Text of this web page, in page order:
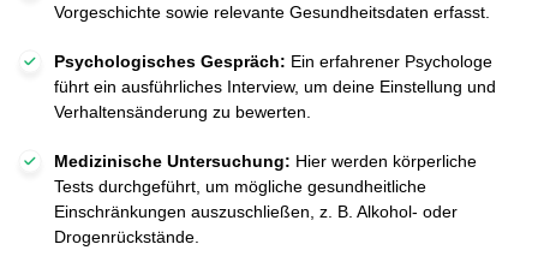
Vorgeschichte sowie relevante Gesundheitsdaten erfasst.
Psychologisches Gespräch: Ein erfahrener Psychologe
führt ein ausführliches Interview, um deine Einstellung und
Verhaltensänderung zu bewerten.
Medizinische Untersuchung: Hier werden körperliche
Tests durchgeführt, um mögliche gesundheitliche
Einschränkungen auszuschließen, z. B. Alkohol- oder
Drogenrückstände.